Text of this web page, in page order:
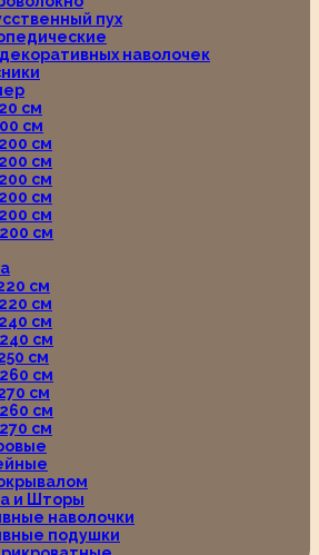
пух
наволочек
см
см
см
см
см
см
см
см
см
см
см
см
см
см
см
см
см
и Шторы
наволочки
подушки